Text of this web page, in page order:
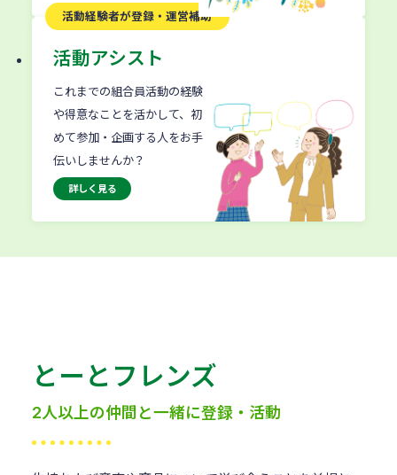
活動経験者が登録・運営補助
活動アシスト
これまでの組合員活動の経験
や得意なことを活かして、初
めて参加・企画する人をお手
伝いしませんか？
詳しく見る
とーとフレンズ
2人以上の仲間と一緒に登録・活動